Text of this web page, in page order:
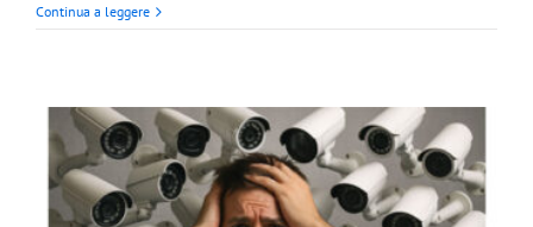
Continua a leggere